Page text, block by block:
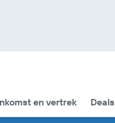
en vertrek Deals